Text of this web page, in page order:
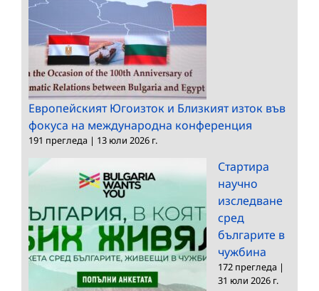
Европейският Югоизток и Близкият изток във
фокуса на международна конференция
191 прегледа | 13 юли 2026 г.
Стартира
научно
изследване
сред
българите в
чужбина
172 прегледа |
31 юли 2026 г.